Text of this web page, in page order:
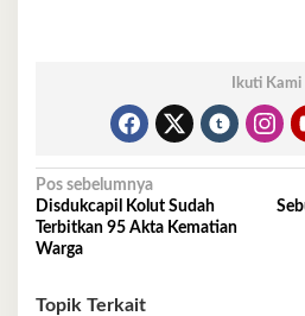
Ikuti Kami
Navigasi
pos
Pos sebelumnya
Disdukcapil Kolut Sudah
Terbitkan 95 Akta Kematian
Warga
Topik Terkait